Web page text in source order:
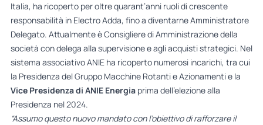
Italia, ha ricoperto per oltre quarant’anni ruoli di crescente
responsabilità in Electro Adda, fino a diventarne Amministratore
Delegato. Attualmente è Consigliere di Amministrazione della
società con delega alla supervisione e agli acquisti strategici. Nel
sistema associativo ANIE ha ricoperto numerosi incarichi, tra cui
la Presidenza del Gruppo Macchine Rotanti e Azionamenti e la
Vice Presidenza di ANIE Energiaprima dell’elezione alla
Presidenza nel 2024.
“Assumo questo nuovo mandato con l’obiettivo di rafforzare il